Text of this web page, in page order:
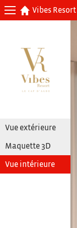
Vibes Resort
Vue extérieure
Maquette 3D
Vue intérieure